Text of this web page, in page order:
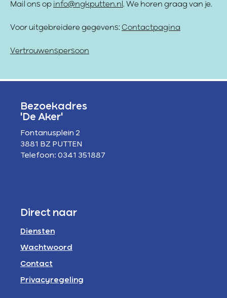
Mail ons op info@ngkputten.nl . We horen graag van je.
Voor uitgebreidere gegevens: Contactpagina
Vertrouwenspersoon
Bezoekadres
'De Aker'
Fontanusplein 2
3881 BZ PUTTEN
Telefoon: 0341 351887
Direct naar
Diensten
Wachtwoord
Contact
Privacyregeling